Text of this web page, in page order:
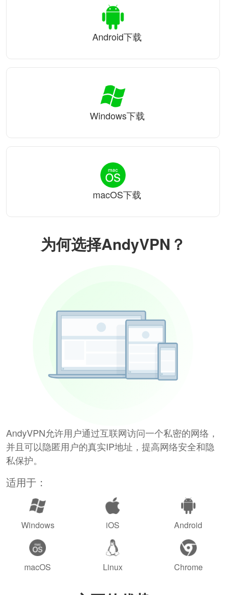
为何选择AndyVPN？
AndyVPN允许用户通过互联网访问一个私密的网络，
并且可以隐匿用户的真实IP地址，提高网络安全和隐
私保护。
适用于：
Windows iOS Android
macOS Linux Chrome
Android下载
Windows下载
macOS下载